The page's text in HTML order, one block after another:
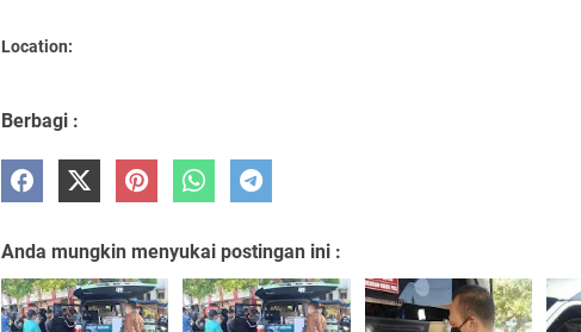
Location:
Berbagi :
Anda mungkin menyukai postingan ini :